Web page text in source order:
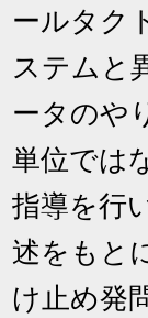
ールタク
ステムと
ータのや
単位では
指導を行
述をもと
け止め発